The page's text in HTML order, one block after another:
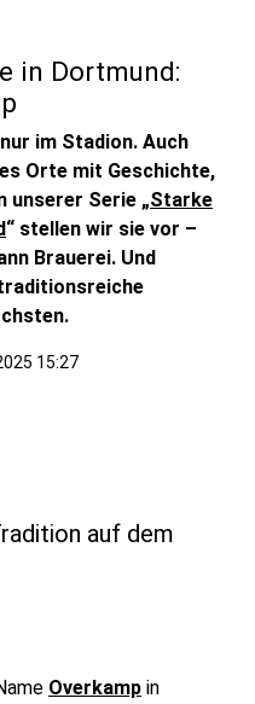
in Dortmund:
im Stadion. Auch
Orte mit Geschichte,
unserer Serie „Starke
“ stellen wir sie vor –
Brauerei. Und
15:27
auf dem
Overkamp in